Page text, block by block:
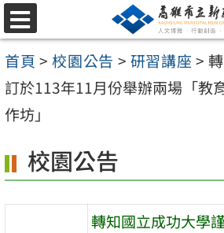
跳
至
主
要
內
區
選
單
首頁 > 校園公告 > 研習講座 >
訂於113年11月份舉辦兩場「教
作坊」
校園公告
轉知國立成功大學